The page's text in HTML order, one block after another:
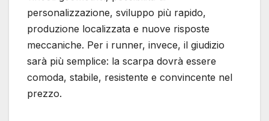
personalizzazione, sviluppo più rapido,
produzione localizzata e nuove risposte
meccaniche. Per i runner, invece, il giudizio
sarà più semplice: la scarpa dovrà essere
comoda, stabile, resistente e convincente nel
prezzo.